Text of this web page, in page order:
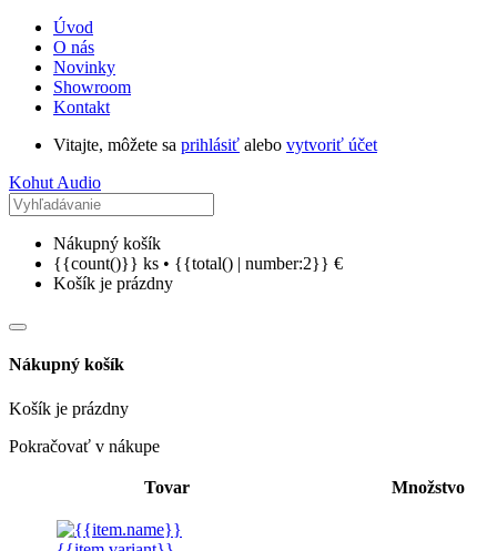
Úvod
O nás
Novinky
Showroom
Kontakt
Vitajte, môžete sa prihlásiť alebo vytvoriť účet
Kohut Audio
Nákupný košík
{{count()}} ks • {{total() | number:2}} €
Košík je prázdny
Nákupný košík
Košík je prázdny
Pokračovať v nákupe
Tovar Množstvo